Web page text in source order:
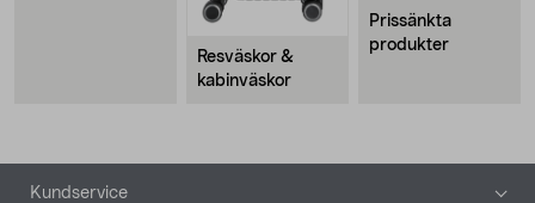
Resväskor &
kabinväskor
Prissänkta
produkter
Sidfot
Kundservice